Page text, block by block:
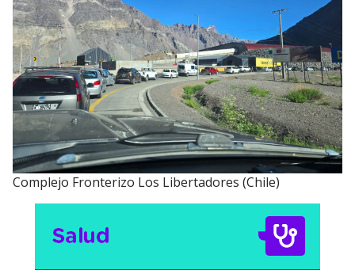
Complejo Fronterizo Los Libertadores (Chile)